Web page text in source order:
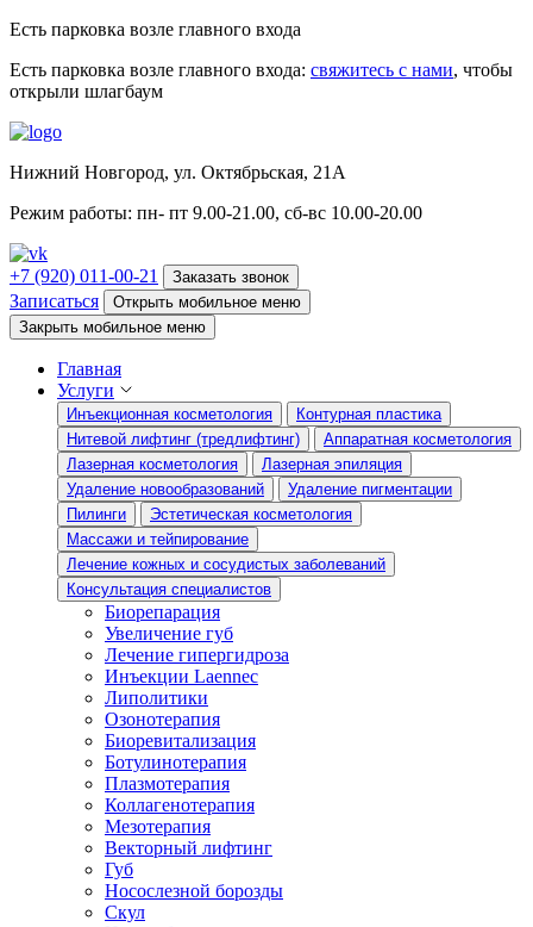
Есть парковка возле главного входа
Есть парковка возле главного входа: свяжитесь с нами, чтобы
открыли шлагбаум
Нижний Новгород, ул. Октябрьская, 21А
Режим работы: пн- пт 9.00-21.00, сб-вс 10.00-20.00
+7 (920) 011-00-21 Заказать звонок
Записаться
Открыть мобильное меню
Закрыть мобильное меню
Главная
Услуги
Инъекционная косметология
Контурная пластика
Нитевой лифтинг (тредлифтинг)
Аппаратная косметология
Лазерная косметология
Лазерная эпиляция
Удаление новообразований
Удаление пигментации
Пилинги
Эстетическая косметология
Массажи и тейпирование
Лечение кожных и сосудистых заболеваний
Консультация специалистов
Биорепарация
Увеличение губ
Лечение гипергидроза
Инъекции Laennec
Липолитики
Озонотерапия
Биоревитализация
Ботулинотерапия
Плазмотерапия
Коллагенотерапия
Мезотерапия
Векторный лифтинг
Губ
Носослезной борозды
Скул